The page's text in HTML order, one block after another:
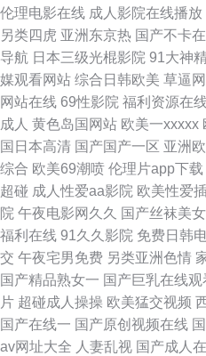
产国语对白 农民影视免费观看vip电视
精品亚洲欧美日韩 日韩在线播放中文
一区二区三区 热中文热国产热综合色
片免费看 欧美国产综合日韩一区二区
草福利资源ai 日韩专区亚洲国产 91午
色 豆花黑料视频 美女图库网站 婷婷色
91 日本动漫网站官网 欧美真人做爰在
亚洲中文欧美 日韩一区亚洲二区 中日
伦理电影在线 成人影院在线播放
另类四虎 亚洲东京热 国产不卡
导航 日本三级光棍影院 91大神
媒观看网站 综合日韩欧美 草逼
网站在线 69性影院 福利资源在
成人 黄色岛国网站 欧美一xxxxx
国日本高清 国产国产一区 亚洲
综合 欧美69潮喷 伦理片app下载
超碰 成人性爱aa影院 欧美性爱
院 午夜电影网久久 国产丝袜美女
福利在线 91久久影院 免费日韩
交 午夜宅男免费 另类亚洲色情
国产精品熟女一 国产巨乳在线观
片 超碰成人操操 欧美猛交视频
国产在线一 国产原创视频在线
av网址大全 人妻乱视 国产成人